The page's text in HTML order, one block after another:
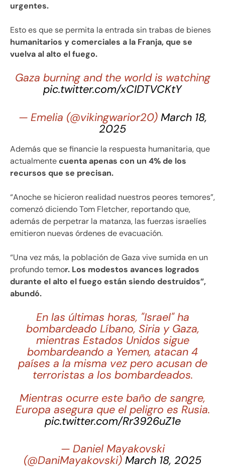
urgentes.
Esto es que se permita la entrada sin trabas de bienes
humanitarios y comerciales a la Franja, que se
vuelva al alto el fuego.
Gaza burning and the world is watching
pic.twitter.com/xCIDTVCKtY
— Emelia (@vikingwarior20) March 18,
2025
Además que se financie la respuesta humanitaria, que
actualmentecuenta apenas con un 4% de los
recursos que se precisan.
“Anoche se hicieron realidad nuestros peores temores”,
comenzó diciendo Tom Fletcher, reportando que,
además de perpetrar la matanza, las fuerzas israelíes
emitieron nuevas órdenes de evacuación.
“Una vez más, la población de Gaza vive sumida en un
profundo temor. Los modestos avances logrados
durante el alto el fuego están siendo destruidos”,
abundó.
En las últimas horas, "Israel" ha
bombardeado Líbano, Siria y Gaza,
mientras Estados Unidos sigue
bombardeando a Yemen, atacan 4
países a la misma vez pero acusan de
terroristas a los bombardeados.
Mientras ocurre este baño de sangre,
Europa asegura que el peligro es Rusia.
pic.twitter.com/Rr3926uZ1e
— Daniel Mayakovski
(@DaniMayakovski) March 18, 2025